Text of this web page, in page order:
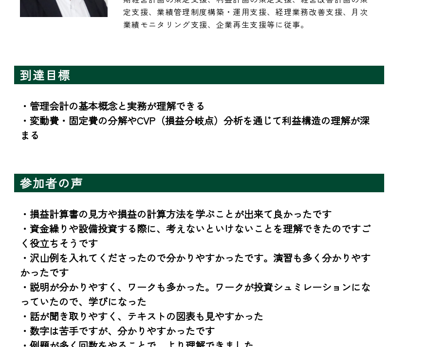
定支援、業績管理制度構築・運用支援、経理業務改善支援、月次
業績モニタリング支援、企業再生支援等に従事。
到達目標
・管理会計の基本概念と実務が理解できる
・変動費・固定費の分解やCVP（損益分岐点）分析を通じて利益構造の理解が深
まる
参加者の声
・損益計算書の見方や損益の計算方法を学ぶことが出来て良かったです
・資金繰りや設備投資する際に、考えないといけないことを理解できたのですご
く役立ちそうです
・沢山例を入れてくださったので分かりやすかったです。演習も多く分かりやす
かったです
・説明が分かりやすく、ワークも多かった。ワークが投資シュミレーションにな
っていたので、学びになった
・話が聞き取りやすく、テキストの図表も見やすかった
・数字は苦手ですが、分かりやすかったです